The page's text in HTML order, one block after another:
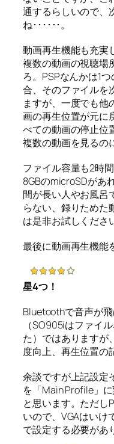
通するらしいので、
ね･･････。
動画再生機能も充実
複数の動画の視聴場
ろ。PSPなんかは1
合、そのファイルを
ますが、一度でも他
画の再生位置が元に
べての動画の停止位
複数の動画を見るの
ファイル容量も2時
8GBのmicroSDがあ
間が長い人やお風呂
らない、録りため
は是非お試しくださ
最後に動画再生機能
星4つ！
Bluetoothで音声が
（SO905iはファイ
た）ではありますが
度向上、再生位置の
余談ですが上記設定
を「Main Profile」
と思います。ただし
いので、VGAはいけ
で設定する必要があ